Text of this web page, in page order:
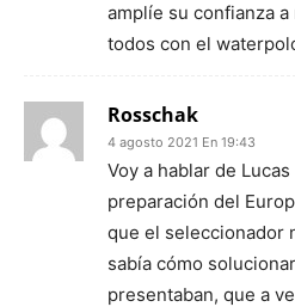
amplíe su confianza a
todos con el
Rosschak
4 agosto 2021 En 19:43
Voy a hablar de
preparación del
que el seleccionador
sabía cómo
presentaban, que a